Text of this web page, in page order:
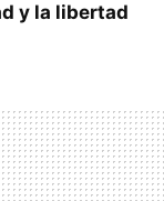
y la libertad